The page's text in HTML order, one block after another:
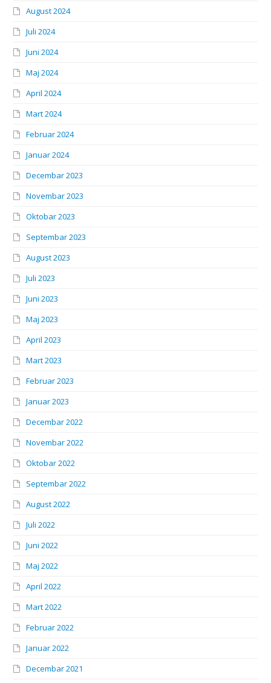
August 2024
Juli 2024
Juni 2024
Maj 2024
April 2024
Mart 2024
Februar 2024
Januar 2024
Decembar 2023
Novembar 2023
Oktobar 2023
Septembar 2023
August 2023
Juli 2023
Juni 2023
Maj 2023
April 2023
Mart 2023
Februar 2023
Januar 2023
Decembar 2022
Novembar 2022
Oktobar 2022
Septembar 2022
August 2022
Juli 2022
Juni 2022
Maj 2022
April 2022
Mart 2022
Februar 2022
Januar 2022
Decembar 2021